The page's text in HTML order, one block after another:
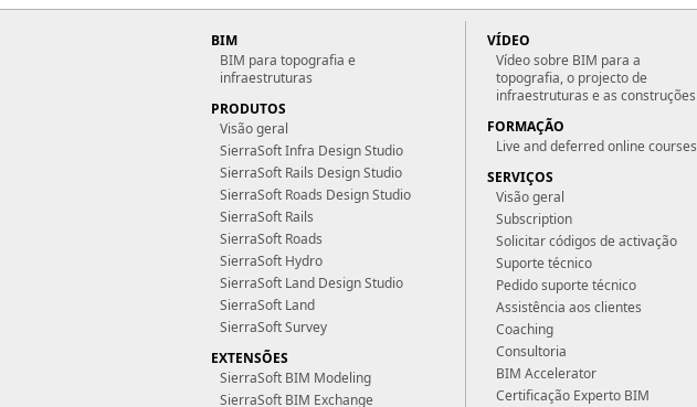
BIM
BIM para topografia e
infraestruturas
PRODUTOS
Visão geral
SierraSoft Infra Design Studio
SierraSoft Rails Design Studio
SierraSoft Roads Design Studio
SierraSoft Rails
SierraSoft Roads
SierraSoft Hydro
SierraSoft Land Design Studio
SierraSoft Land
SierraSoft Survey
EXTENSÕES
SierraSoft BIM Modeling
SierraSoft BIM Exchange
VÍDEO
Vídeo sobre BIM para a
topografia, o projecto de
infraestruturas e as construções
FORMAÇÃO
Live and deferred online courses
SERVIÇOS
Visão geral
Subscription
Solicitar códigos de activação
Suporte técnico
Pedido suporte técnico
Assistência aos clientes
Coaching
Consultoria
BIM Accelerator
Certificação Experto BIM